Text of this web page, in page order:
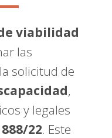
viabilidad
las
solicitud de
,
y legales
22. Este